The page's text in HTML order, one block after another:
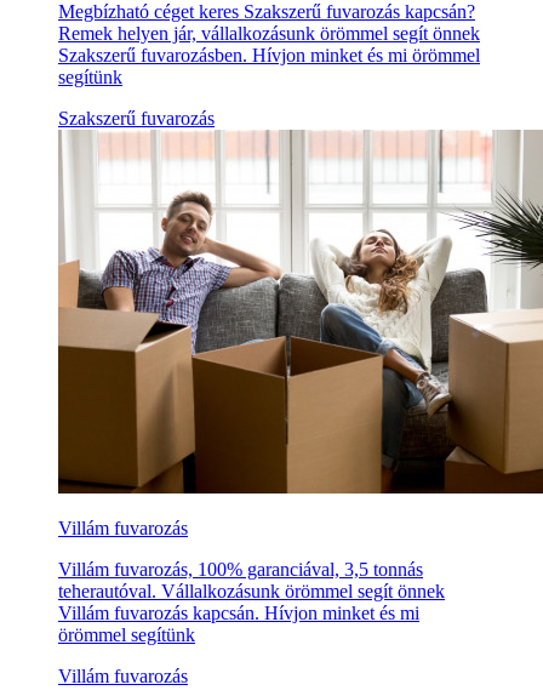
Megbízható céget keres Szakszerű fuvarozás kapcsán?
Remek helyen jár, vállalkozásunk örömmel segít önnek
Szakszerű fuvarozásben. Hívjon minket és mi örömmel
segítünk
Szakszerű fuvarozás
Villám fuvarozás
Villám fuvarozás, 100% garanciával, 3,5 tonnás
teherautóval. Vállalkozásunk örömmel segít önnek
Villám fuvarozás kapcsán. Hívjon minket és mi
örömmel segítünk
Villám fuvarozás